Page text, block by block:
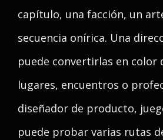
capítulo, una facción, un
secuencia onírica. Una
puede convertirlas en color
lugares, encuentros o
diseñador de producto,
puede probar varias rutas